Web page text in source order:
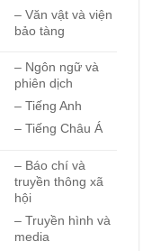
– Văn vật và viện
bảo tàng
– Ngôn ngữ và
phiên dịch
– Tiếng Anh
– Tiếng Châu Á
– Báo chí và
truyền thông xã
hội
– Truyền hình và
media